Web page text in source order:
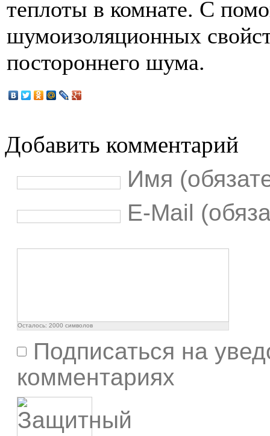
теплоты в комнате. С
шумоизоляционных
постороннего шума.
Добавить комментарий
Имя
E-Mail
Осталось: 2000 символов
Подписаться на
комментариях